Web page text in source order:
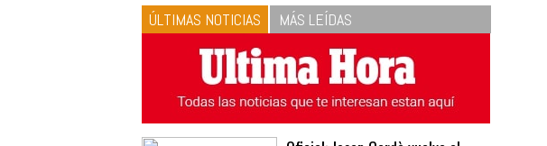
respeta las proporciones.
Recetas de vinagreta
ÚLTIMAS NOTICIAS MÁS LEÍDAS